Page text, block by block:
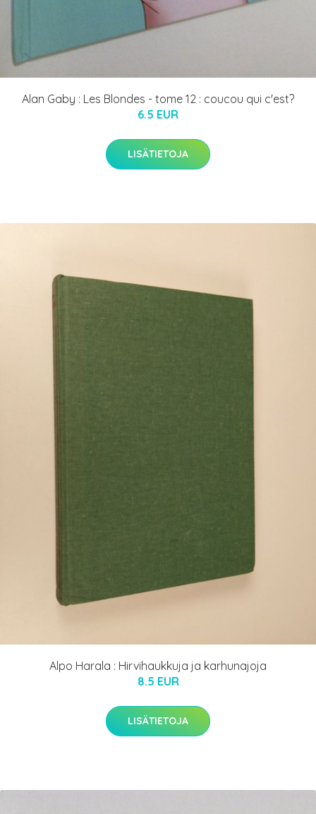
Alan Gaby : Les Blondes - tome 12 : coucou qui c'est?
6.5 EUR
LISÄTIETOJA
Alpo Harala : Hirvihaukkuja ja karhunajoja
8.5 EUR
LISÄTIETOJA